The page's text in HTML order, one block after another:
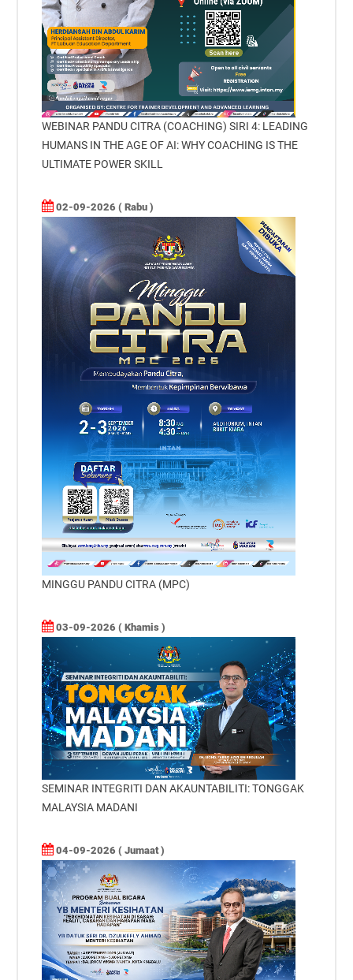
WEBINAR PANDU CITRA (COACHING) SIRI 4: LEADING
HUMANS IN THE AGE OF AI: WHY COACHING IS THE
ULTIMATE POWER SKILL
02-09-2026 ( Rabu )
MINGGU PANDU CITRA (MPC)
03-09-2026 ( Khamis )
SEMINAR INTEGRITI DAN AKAUNTABILITI: TONGGAK
MALAYSIA MADANI
04-09-2026 ( Jumaat )